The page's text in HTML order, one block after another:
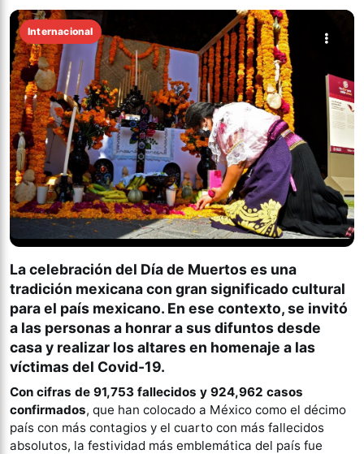
Internacional
La celebración del Día de Muertos es una
tradición mexicana con gran significado cultural
para el país mexicano. En ese contexto, se invitó
a las personas a honrar a sus difuntos desde
casa y realizar los altares en homenaje a las
víctimas del Covid-19.
Con cifras de 91,753 fallecidos y 924,962 casos
confirmados, que han colocado a México como el décimo
país con más contagios y el cuarto con más fallecidos
absolutos, la festividad más emblemática del país fue